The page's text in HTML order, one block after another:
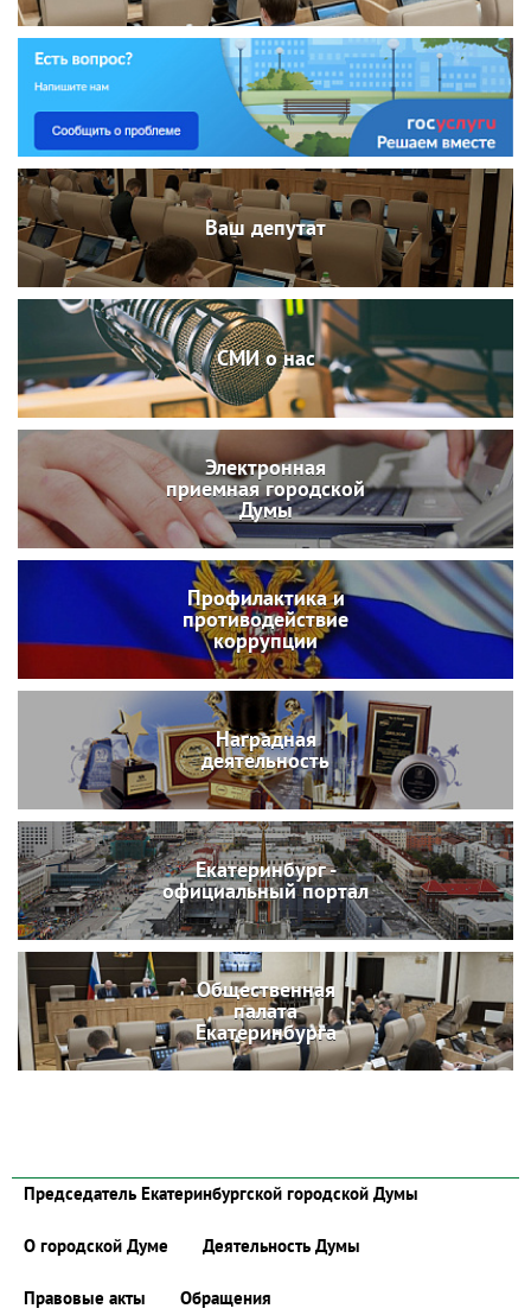
Ваш депутат
СМИ о нас
Электронная
приемная городской
Думы
Профилактика и
противодействие
коррупции
Наградная
деятельность
Екатеринбург -
официальный портал
Общественная
палата
Екатеринбурга
Председатель Екатеринбургской городской Думы
О городской Думе Деятельность Думы
Правовые акты Обращения